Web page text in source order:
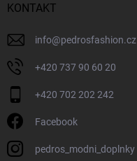
KONTAKT
info@pedrosfashion.cz
+420 737 90 60 20
+420 702 202 242
Facebook
pedros_modni_doplnky